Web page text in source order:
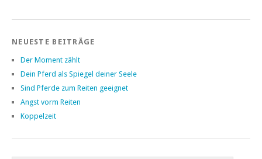
NEUESTE BEITRÄGE
Der Moment zählt
Dein Pferd als Spiegel deiner Seele
Sind Pferde zum Reiten geeignet
Angst vorm Reiten
Koppelzeit